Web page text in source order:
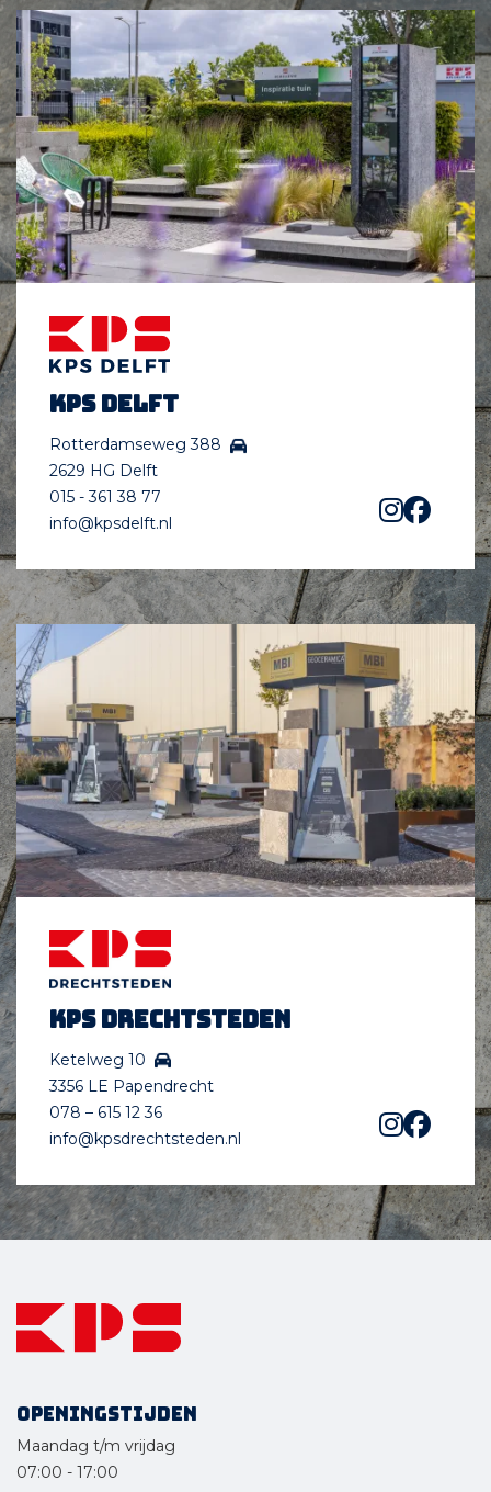
KPS Delft
Rotterdamseweg 388
2629 HG Delft
015 - 361 38 77
info@kpsdelft.nl
KPS Drechtsteden
Ketelweg 10
3356 LE Papendrecht
078 – 615 12 36
info@kpsdrechtsteden.nl
Openingstijden
Maandag t/m vrijdag
07:00 - 17:00